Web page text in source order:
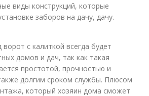
виды конструкций, которые
заборов на дачу, дачу.
с калиткой всегда будет
домов и дач, так как такая
простотой, прочностью и
долгим сроком службы. Плюсом
который хозяин дома сможет